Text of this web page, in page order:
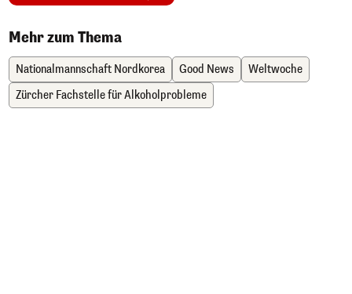
Mehr zum Thema
Nationalmannschaft Nordkorea Good News
Weltwoche
Zürcher Fachstelle für Alkoholprobleme